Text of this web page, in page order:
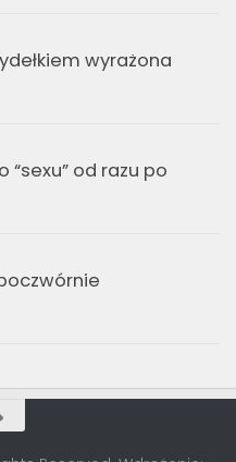
wyrażona
“sexu” od razu po